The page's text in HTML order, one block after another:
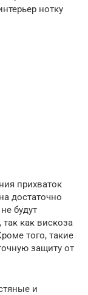
нотку
прихваток
достаточно
будут
как вискоза
того, такие
защиту от
и